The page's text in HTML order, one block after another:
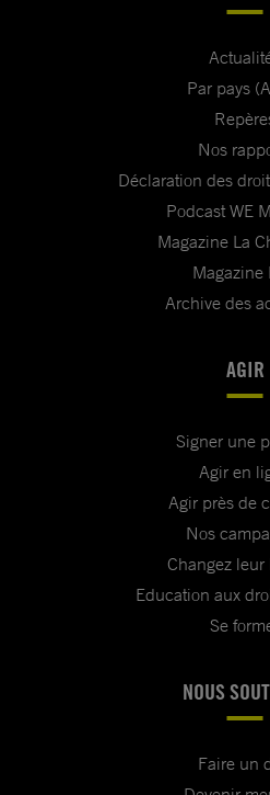
Par pays
Nos
Déclaration des
Podcast WE
Magazine La
Magazine
Archive des
AGIR
Signer une
Agir en
Agir près de
Nos
Changez leur
Education aux
Se
NOUS
Faire un